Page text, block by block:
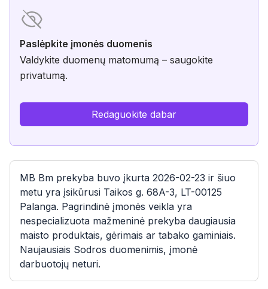
Paslėpkite įmonės duomenis
Valdykite duomenų matomumą – saugokite
privatumą.
Redaguokite dabar
MB Bm prekyba buvo įkurta 2026-02-23 ir šiuo
metu yra įsikūrusi Taikos g. 68A-3, LT-00125
Palanga. Pagrindinė įmonės veikla yra
nespecializuota mažmeninė prekyba daugiausia
maisto produktais, gėrimais ar tabako gaminiais.
Naujausiais Sodros duomenimis, įmonė
darbuotojų neturi.